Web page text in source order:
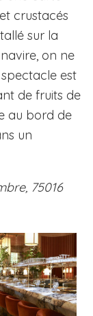
crustacés
sur la
on ne
est
de fruits de
au bord de
un
75016